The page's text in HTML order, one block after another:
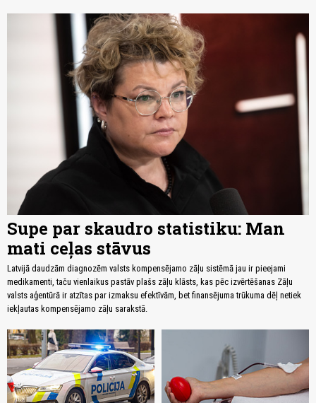
Supe par skaudro statistiku: Man
mati ceļas stāvus
Latvijā daudzām diagnozēm valsts kompensējamo zāļu sistēmā jau ir pieejami
medikamenti, taču vienlaikus pastāv plašs zāļu klāsts, kas pēc izvērtēšanas Zāļu
valsts aģentūrā ir atzītas par izmaksu efektīvām, bet finansējuma trūkuma dēļ netiek
iekļautas kompensējamo zāļu sarakstā.